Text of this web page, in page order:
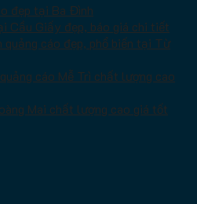
đẹp tại Ba Đình
Cầu Giấy đẹp, báo giá chi tiết
quảng cáo đẹp, phổ biến tại Từ
cáo Mễ Trì chất lượng cao
Mai chất lượng cao giá tốt